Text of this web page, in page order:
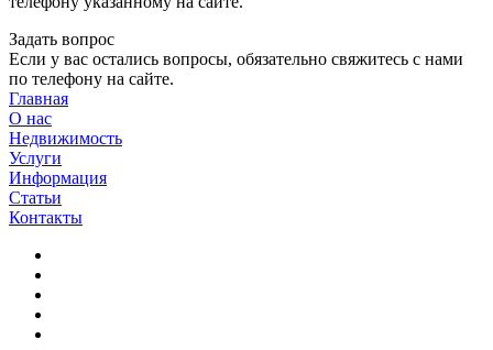
Задать вопрос
Если у вас остались вопросы, обязательно свяжитесь с нами
по телефону на сайте.
Главная
О нас
Недвижимость
Услуги
Информация
Статьи
Контакты